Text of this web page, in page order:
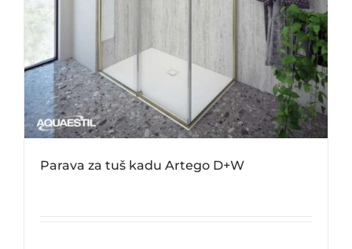
Parava za tuš kadu Artego D+W